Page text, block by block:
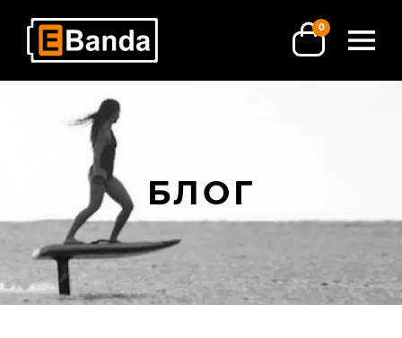
0
БЛОГ